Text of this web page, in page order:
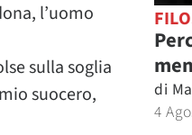
l’uomo
sulla soglia
suocero,
di
4